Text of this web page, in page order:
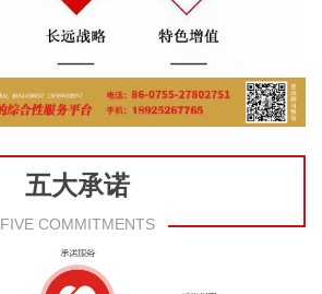
五大承诺
FIVE COMMITMENTS